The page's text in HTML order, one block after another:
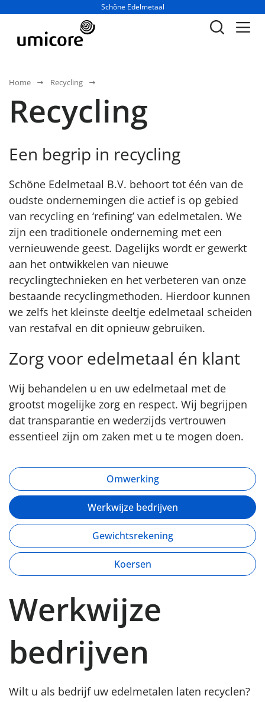
Businessunit:
Schöne Edelmetaal
Home Recycling
Recycling
Een begrip in recycling
Schöne Edelmetaal B.V. behoort tot één van de
oudste ondernemingen die actief is op gebied
van recycling en ‘refining’ van edelmetalen. We
zijn een traditionele onderneming met een
vernieuwende geest. Dagelijks wordt er gewerkt
aan het ontwikkelen van nieuwe
recyclingtechnieken en het verbeteren van onze
bestaande recyclingmethoden. Hierdoor kunnen
we zelfs het kleinste deeltje edelmetaal scheiden
van restafval en dit opnieuw gebruiken.
Zorg voor edelmetaal én klant
Wij behandelen u en uw edelmetaal met de
grootst mogelijke zorg en respect. Wij begrijpen
dat transparantie en wederzijds vertrouwen
essentieel zijn om zaken met u te mogen doen.
Omwerking
Werkwijze bedrijven
Gewichtsrekening
Koersen
Werkwijze
bedrijven
Wilt u als bedrijf uw edelmetalen laten recyclen?